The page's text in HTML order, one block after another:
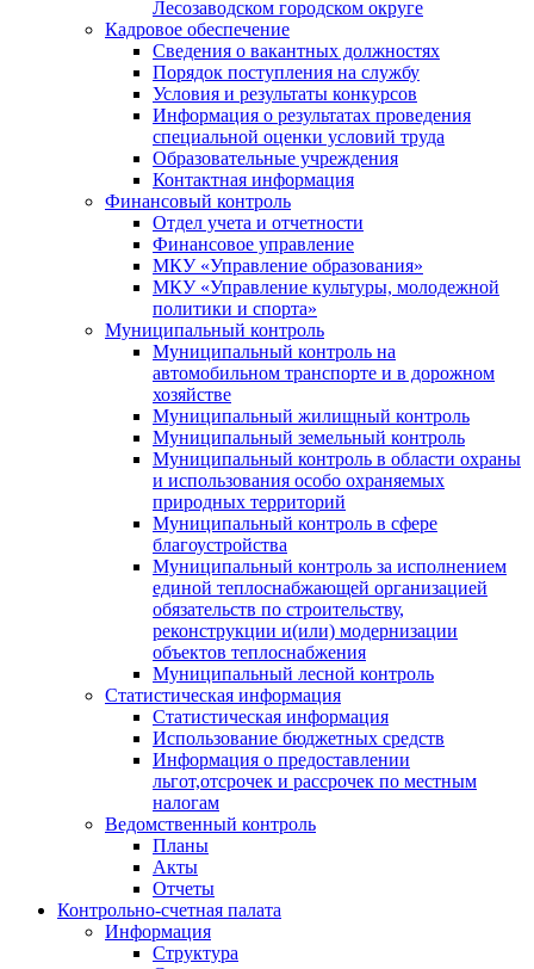
Лесозаводском городском округе
Кадровое обеспечение
Сведения о вакантных должностях
Порядок поступления на службу
Условия и результаты конкурсов
Информация о результатах проведения
специальной оценки условий труда
Образовательные учреждения
Контактная информация
Финансовый контроль
Отдел учета и отчетности
Финансовое управление
МКУ «Управление образования»
МКУ «Управление культуры, молодежной
политики и спорта»
Муниципальный контроль
Муниципальный контроль на
автомобильном транспорте и в дорожном
хозяйстве
Муниципальный жилищный контроль
Муниципальный земельный контроль
Муниципальный контроль в области охраны
и использования особо охраняемых
природных территорий
Муниципальный контроль в сфере
благоустройства
Муниципальный контроль за исполнением
единой теплоснабжающей организацией
обязательств по строительству,
реконструкции и(или) модернизации
объектов теплоснабжения
Муниципальный лесной контроль
Статистическая информация
Статистическая информация
Использование бюджетных средств
Информация о предоставлении
льгот,отсрочек и рассрочек по местным
налогам
Ведомственный контроль
Планы
Акты
Отчеты
Контрольно-счетная палата
Информация
Структура